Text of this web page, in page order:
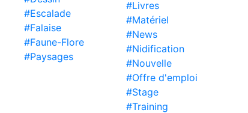
#Escalade
#Falaise
#Faune-Flore
#Paysages
#Livres
#Matériel
#News
#Nidification
#Nouvelle
#Offre d'emploi
#Stage
#Training